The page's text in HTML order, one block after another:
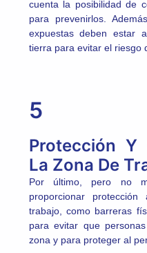
cuenta la posibilidad de
para prevenirlos.
expuestas deben estar
tierra para evitar el riesgo
5
Protección Y
La Zona De
Por último, pero no
proporcionar
trabajo, como barreras
para evitar que
zona y para proteger al